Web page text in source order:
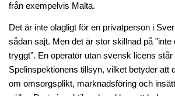
från exempelvis Malta.
Det är inte olagligt för en privatperson i
sådan sajt. Men det är stor skillnad på "inte
tryggt". En operatör utan svensk licens står
Spelinspektionens tillsyn, vilket betyder att
om omsorgsplikt, marknadsföring och